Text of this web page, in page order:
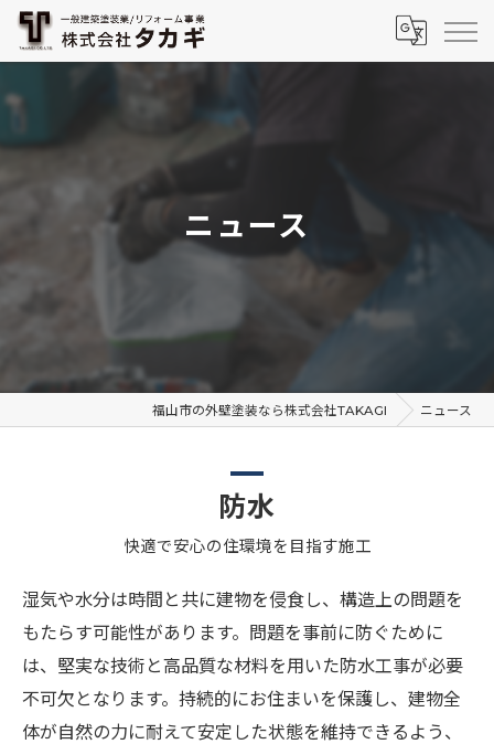
ニュース
福山市の外壁塗装なら株式会社TAKAGI ニュース
防水
快適で安心の住環境を目指す施工
湿気や水分は時間と共に建物を侵食し、構造上の問題を
もたらす可能性があります。問題を事前に防ぐために
は、堅実な技術と高品質な材料を用いた防水工事が必要
不可欠となります。持続的にお住まいを保護し、建物全
体が自然の力に耐えて安定した状態を維持できるよう、